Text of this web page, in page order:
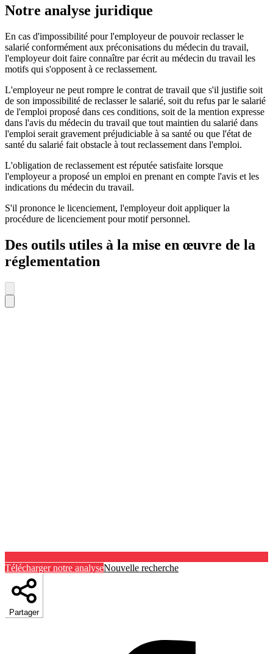
Notre analyse juridique
En cas d'impossibilité pour l'employeur de pouvoir reclasser le
salarié conformément aux préconisations du médecin du travail,
l'employeur doit faire connaître par écrit au médecin du travail les
motifs qui s'opposent à ce reclassement.
L'employeur ne peut rompre le contrat de travail que s'il justifie soit
de son impossibilité de reclasser le salarié, soit du refus par le salarié
de l'emploi proposé dans ces conditions, soit de la mention expresse
dans l'avis du médecin du travail que tout maintien du salarié dans
l'emploi serait gravement préjudiciable à sa santé ou que l'état de
santé du salarié fait obstacle à tout reclassement dans l'emploi.
L'obligation de reclassement est réputée satisfaite lorsque
l'employeur a proposé un emploi en prenant en compte l'avis et les
indications du médecin du travail.
S'il prononce le licenciement, l'employeur doit appliquer la
procédure de licenciement pour motif personnel.
Des outils utiles à la mise en œuvre de la
réglementation
Télécharger notre analyseNouvelle recherche
Partager